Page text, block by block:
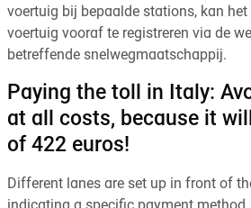
voertuig bij bepaalde stations, kan
voertuig vooraf te registreren via de
betreffende snelwegmaatschappij.
Paying the toll in Italy:
at all costs, because it
of 422 euros!
Different lanes are set up in front of